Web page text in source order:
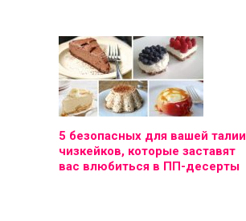
5 безопасных для вашей талии
чизкейков, которые заставят
вас влюбиться в ПП-десерты